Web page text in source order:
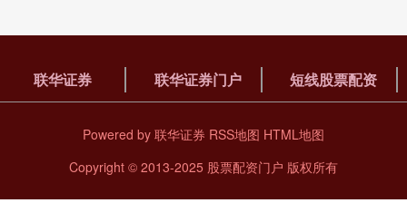
联华证券 联华证券门户 短线股票配资
Powered by 联华证券 RSS地图 HTML地图
Copyright © 2013-2025 股票配资门户 版权所有